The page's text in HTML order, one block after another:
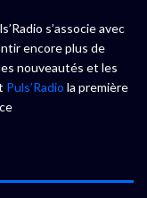
s’associe avec
encore plus de
nouveautés et les
Puls’Radio la première